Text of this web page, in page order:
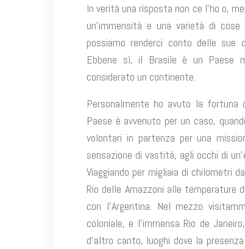
In verità una risposta non ce l’ho o,
un’immensità e una varietà di
possiamo renderci conto delle sue
Ebbene sì, il Brasile è un Paese
considerato un continente.
Personalmente ho avuto la fortuna
Paese è avvenuto per un caso,
volontari in partenza per una
sensazione di vastità, agli occhi di
Viaggiando per migliaia di chilometri
Rio delle Amazzoni alle
con l’Argentina. Nel mezzo
coloniale, e l’immensa Rio de
d’altro canto, luoghi dove la